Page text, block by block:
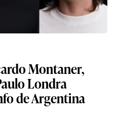
Montaner,
Londra
de Argentina